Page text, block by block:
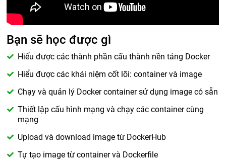
Bạn sẽ học được gì
Hiểu được các thành phần cấu thành nền tảng Docker
Hiểu được các khái niệm cốt lõi: container và image
Chạy và quản lý Docker container sử dụng image có sẵn
Thiết lập cấu hình mạng và chạy các container cùng
mạng
Upload và download image từ DockerHub
Tự tạo image từ container và Dockerfile